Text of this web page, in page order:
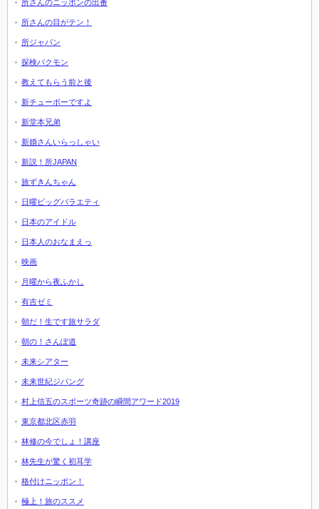
所さんのニッポンの出番
所さんの目がテン！
所ジャパン
探検バクモン
教えてもらう前と後
新チューボーですよ
新堂本兄弟
新婚さんいらっしゃい
新説！所JAPAN
旅ずきんちゃん
日曜ビッグバラエティ
日本のアイドル
日本人のおなまえっ
映画
月曜から夜ふかし
有吉ゼミ
朝だ！生です旅サラダ
朝の！さんぽ道
未来シアター
未来世紀ジパング
村上信五のスポーツ奇跡の瞬間アワード2019
東京都北区赤羽
林修の今でしょ！講座
林先生が驚く初耳学
格付けニッポン！
極上！旅のススメ